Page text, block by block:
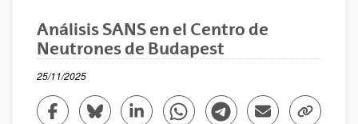
Análisis SANS en el Centro de
Neutrones de Budapest
25/11/2025
Compartir en Facebook - (Abre una nueva ventana)
Compartir en Bluesky - (Abre una nueva ventana)
Compartir en Linkedin - (Abre una nueva
Compartir en Whatsapp - (Abre
Compartir en Telegram -
Enviar por correo
Copiar